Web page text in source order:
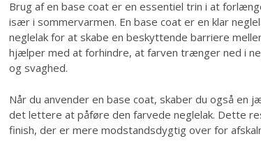
Brug af en base coat er en essentiel trin i at
især i sommervarmen. En base coat er en klar
neglelak for at skabe en beskyttende barriere
hjælper med at forhindre, at farven trænger ned i
og svaghed.
Når du anvender en base coat, skaber du også en
det lettere at påføre den farvede neglelak. Dette
finish, der er mere modstandsdygtig over for